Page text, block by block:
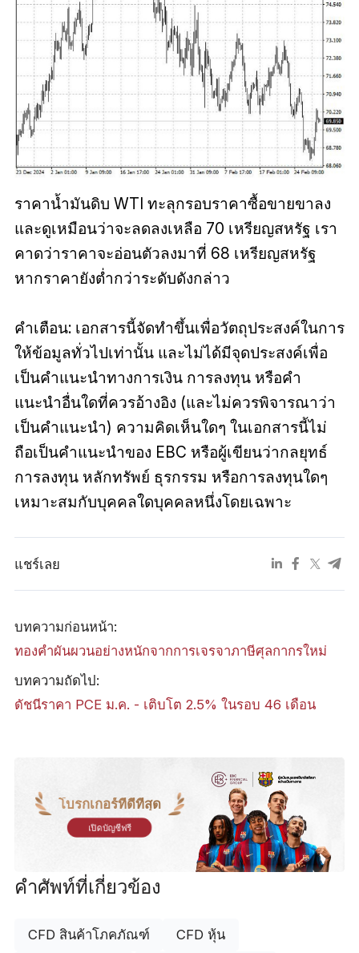
ราคาน้ำมันดิบ WTI ทะลุกรอบราคาซื้อขายขาลง
และดูเหมือนว่าจะลดลงเหลือ 70 เหรียญสหรัฐ เรา
คาดว่าราคาจะอ่อนตัวลงมาที่ 68 เหรียญสหรัฐ
หากราคายังต่ำกว่าระดับดังกล่าว
คำเตือน: เอกสารนี้จัดทำขึ้นเพื่อวัตถุประสงค์ในการ
ให้ข้อมูลทั่วไปเท่านั้น และไม่ได้มีจุดประสงค์เพื่อ
เป็นคำแนะนำทางการเงิน การลงทุน หรือคำ
แนะนำอื่นใดที่ควรอ้างอิง (และไม่ควรพิจารณาว่า
เป็นคำแนะนำ) ความคิดเห็นใดๆ ในเอกสารนี้ไม่
ถือเป็นคำแนะนำของ EBC หรือผู้เขียนว่ากลยุทธ์
การลงทุน หลักทรัพย์ ธุรกรรม หรือการลงทุนใดๆ
เหมาะสมกับบุคคลใดบุคคลหนึ่งโดยเฉพาะ
แชร์เลย
บทความก่อนหน้า:
​ทองคำผันผวนอย่างหนักจากการเจรจาภาษีศุลกากรใหม่
บทความถัดไป:
ดัชนีราคา PCE ม.ค. - เติบโต 2.5% ในรอบ 46 เดือน
โบรกเกอร์ที่ดีที่สุด
เปิดบัญชีฟรี
คำศัพท์ที่เกี่ยวข้อง
CFD สินค้าโภคภัณฑ์ CFD หุ้น